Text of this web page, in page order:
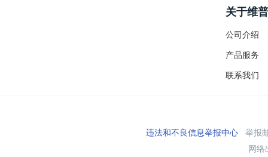
关于维普
公司介绍
产品服务
联系我们
违法和不良信息举报中心举报
网